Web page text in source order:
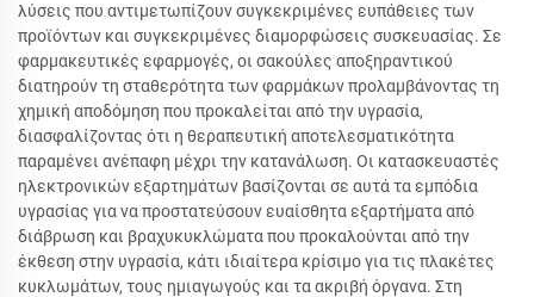
λύσεις που αντιμετωπίζουν συγκεκριμένες ευπάθειες των
προϊόντων και συγκεκριμένες διαμορφώσεις συσκευασίας. Σε
φαρμακευτικές εφαρμογές, οι σακούλες αποξηραντικού
διατηρούν τη σταθερότητα των φαρμάκων προλαμβάνοντας τη
χημική αποδόμηση που προκαλείται από την υγρασία,
διασφαλίζοντας ότι η θεραπευτική αποτελεσματικότητα
παραμένει ανέπαφη μέχρι την κατανάλωση. Οι κατασκευαστές
ηλεκτρονικών εξαρτημάτων βασίζονται σε αυτά τα εμπόδια
υγρασίας για να προστατεύσουν ευαίσθητα εξαρτήματα από
διάβρωση και βραχυκυκλώματα που προκαλούνται από την
έκθεση στην υγρασία, κάτι ιδιαίτερα κρίσιμο για τις πλακέτες
κυκλωμάτων, τους ημιαγωγούς και τα ακριβή όργανα. Στη